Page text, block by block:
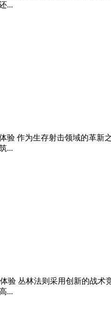
...
验 作为生存射击领域的革
...
验 丛林法则采用创新的战
...